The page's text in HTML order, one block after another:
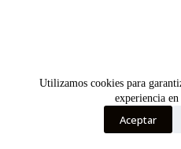
Utilizamos cookies para
experiencia
Aceptar